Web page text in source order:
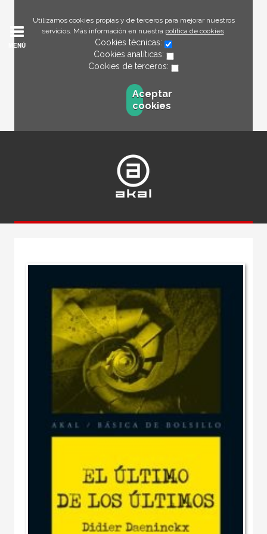
Utilizamos cookies propias y de terceros para mejorar nuestros
servicios. Más información en nuestra política de cookies.
Cookies técnicas:
Cookies analíticas:
Cookies de terceros:
Aceptar
cookies
MENÚ